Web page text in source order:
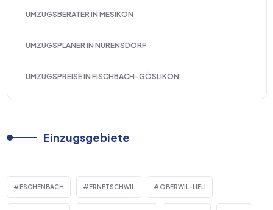
UMZUGSBERATER IN MESIKON
UMZUGSPLANER IN NÜRENSDORF
UMZUGSPREISE IN FISCHBACH-GÖSLIKON
Einzugsgebiete
ESCHENBACH ERNETSCHWIL OBERWIL-LIELI